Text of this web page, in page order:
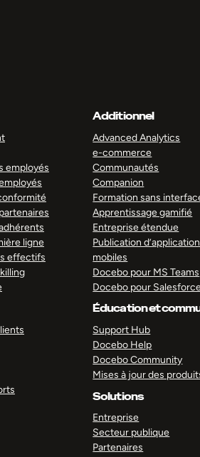
employés
ligne
effectifs
Additionnel
Advanced Analytics
e-commerce
Communautés
Companion
Formation sans
Apprentissage gamifié
Entreprise étendue
Publication
mobiles
Docebo pour MS Teams
Docebo pour
Éducation et
Support Hub
Docebo Help
Docebo Community
Mises à jour des
Solutions
Entreprise
Secteur publique
Partenaires